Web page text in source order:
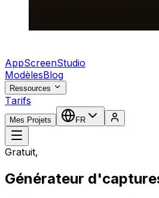
AppScreenStudio
ModèlesBlog
Ressources
Tarifs
Mes Projets FR
Gratuit,
Générateur